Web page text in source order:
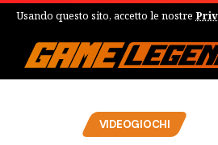
Usando questo sito, accetto le nostre
VIDEOGIOCHI